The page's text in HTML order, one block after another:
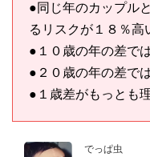
●同じ年のカップル
るリスクが１８％高
●１０歳の年の差で
●２０歳の年の差で
●１歳差がもっとも
でっぱ虫